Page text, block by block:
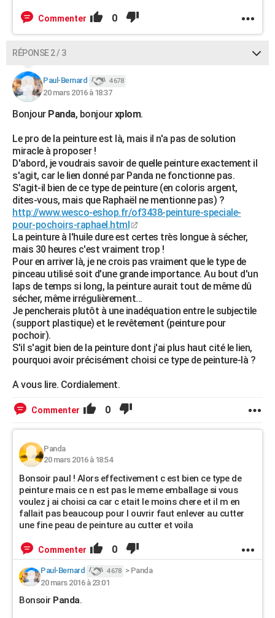
Commenter 0
RÉPONSE 2 / 3
Paul-Bernard 4 678
20 mars 2016 à 18:37
Bonjour Panda, bonjourxplom.
Le pro de la peinture est là, mais il n'a pas de solution
miracle à proposer !
D'abord, je voudrais savoir de quelle peinture exactement il
s'agit, car le lien donné par Panda ne fonctionne pas.
S'agit-il bien de ce type de peinture (en coloris argent,
dites-vous, mais que Raphaël ne mentionne pas) ?
http://www.wesco-eshop.fr/of3438-peinture-speciale-
pour-pochoirs-raphael.html
La peinture à l'huile dure est certes très longue à sécher,
mais 30 heures c'est vraiment trop !
Pour en arriver là, je ne crois pas vraiment que le type de
pinceau utilisé soit d'une grande importance. Au bout d'un
laps de temps si long, la peinture aurait tout de même dû
sécher, même irrégulièrement...
Je pencherais plutôt à une inadéquation entre le subjectile
(support plastique) et le revêtement (peinture pour
pochoir).
S'il s'agit bien de la peinture dont j'ai plus haut cité le lien,
pourquoi avoir précisément choisi ce type de peinture-là ?
A vous lire. Cordialement.
Commenter 0
Panda
20 mars 2016 à 18:54
Bonsoir paul ! Alors effectivement c est bien ce type de
peinture mais ce n est pas le meme emballage si vous
voulez j ai choisi ca car c etait le moins chere et il m en
fallait pas beaucoup pour l ouvrir faut enlever au cutter
une fine peau de peinture au cutter et voila
Commenter 0
Paul-Bernard 4 678 > Panda
20 mars 2016 à 23:01
Bonsoir Panda.